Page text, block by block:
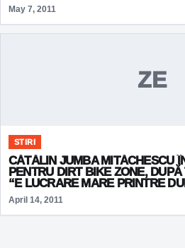
May 7, 2011
ZE
STIRI
CĂTĂLIN JUMBA MITĂCHESCU
PENTRU DIRT BIKE ZONE,
“E LUCRARE MARE PRINTRE
April 14, 2011